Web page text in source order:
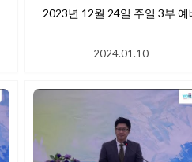
2023년 12월 24일 주일 3부 예
2024.01.10